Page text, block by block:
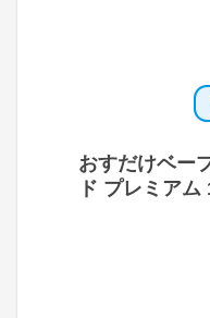
おすだけベー
ド プレミア